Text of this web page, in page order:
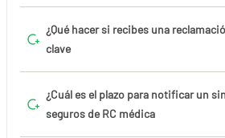
¿Qué hacer si recibes una
clave
¿Cuál es el plazo para notificar un
seguros de RC médica